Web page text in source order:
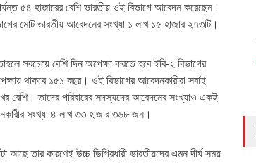
৫৪ হাজারের বেশি ভারতীয় ওই বিভাগে আবেদন করেছেন।
মোট ভারতীয় আবেদনের সংখ্যা ১ লাখ ১৫ হাজার ২৭৩টি।
সবচেয়ে বেশি দিন অপেক্ষা করতে হবে ইবি-২ বিভাগের
থাকবে ১৫১ বছর। ওই বিভাগের আবেদনকারীরা সবাই
বেশি। তাদের পরিবারের সদস্যদের আবেদনের সংখ্যাও একই
সংখ্যা ৪ লাখ ৩৩ হাজার ৩৬৮ জন।
তার কারণেই উচ্চ ডিগ্রিধারী ভারতীয়দের এমন দীর্ঘ সময়